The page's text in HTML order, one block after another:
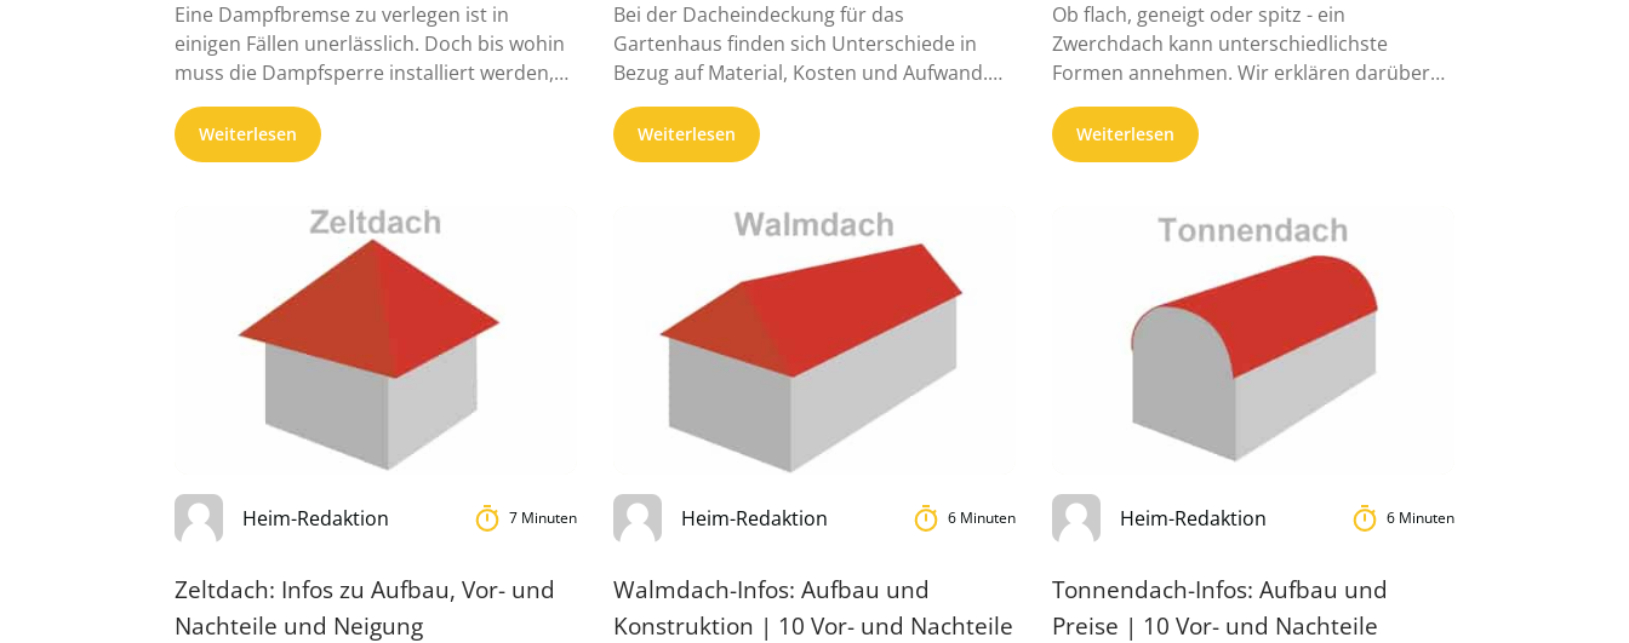
Eine Dampfbremse zu verlegen ist in
einigen Fällen unerlässlich. Doch bis wohin
muss die Dampfsperre installiert werden,
worum ...
Weiterlesen
Bei der Dacheindeckung für das
Gartenhaus finden sich Unterschiede in
Bezug auf Material, Kosten und Aufwand.
Unser Ratgeber zeigt, ...
Weiterlesen
Ob flach, geneigt oder spitz - ein
Zwerchdach kann unterschiedlichste
Formen annehmen. Wir erklären darüber
hinaus Nützliches ...
Weiterlesen
Heim-Redaktion 7 Minuten
Zeltdach: Infos zu Aufbau, Vor- und
Nachteile und Neigung
Heim-Redaktion 6 Minuten
Walmdach-Infos: Aufbau und
Konstruktion | 10 Vor- und Nachteile
Heim-Redaktion 6 Minuten
Tonnendach-Infos: Aufbau und
Preise | 10 Vor- und Nachteile